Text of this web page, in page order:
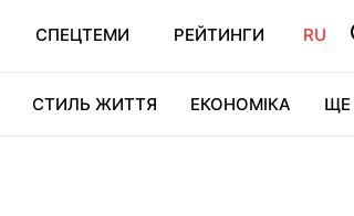
СПЕЦТЕМИ РЕЙТИНГИ RU
СТИЛЬ ЖИТТЯ ЕКОНОМІКА ЩЕ